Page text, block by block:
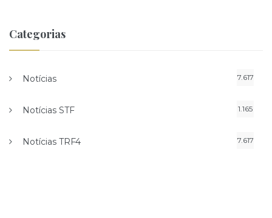
Categorias
Notícias 7.617
Notícias STF 1.165
Notícias TRF4 7.617